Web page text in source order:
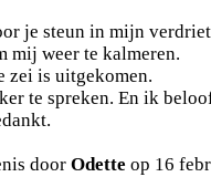
je steun in mijn
mij weer te kalmeren.
zei is uitgekomen.
te spreken. En ik
door Odette op 16